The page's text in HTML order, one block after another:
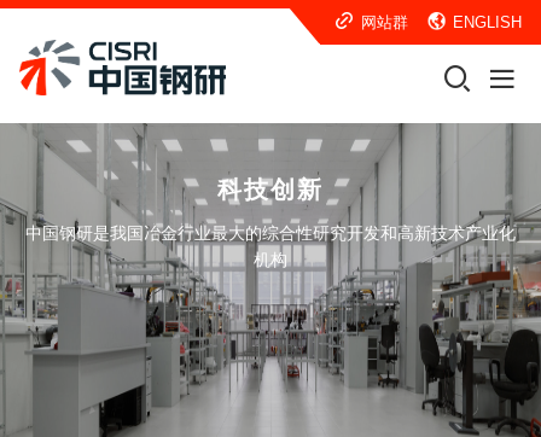
网站群 ENGLISH
科技创新
中国钢研是我国冶金行业最大的综合性研究开发和高新技术产业化
机构